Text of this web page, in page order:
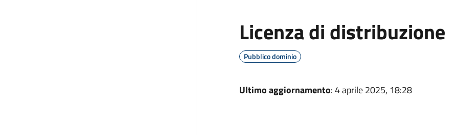
Licenza di distribuzione
Pubblico dominio
Ultimo aggiornamento: 4 aprile 2025, 18:28